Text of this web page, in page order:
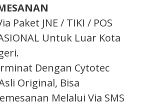
Paket JNE / TIKI / POS
Untuk Luar Kota
Dengan Cytotec
Original, Bisa
Melalui Via SMS